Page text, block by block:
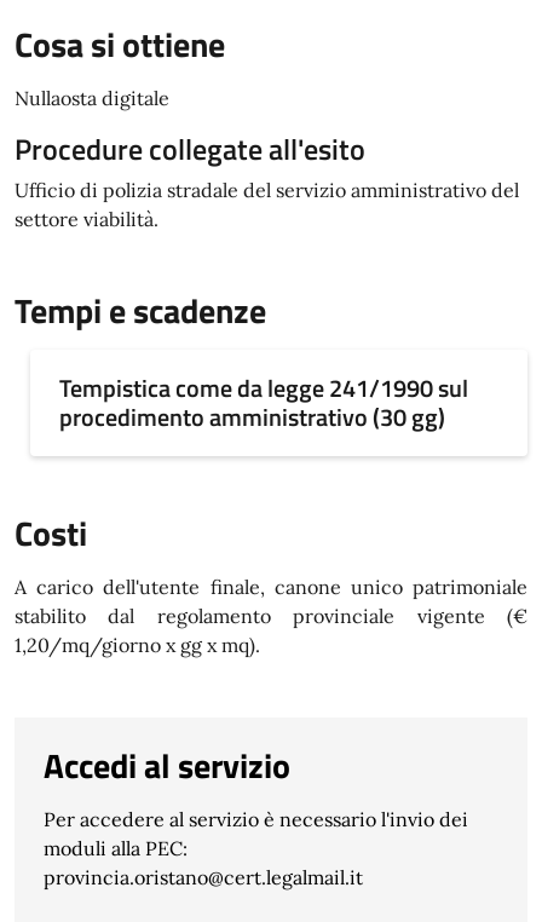
Cosa si ottiene
Nullaosta digitale
Procedure collegate all'esito
Ufficio di polizia stradale del servizio amministrativo del
settore viabilità.
Tempi e scadenze
Tempistica come da legge 241/1990 sul
procedimento amministrativo (30 gg)
Costi
A carico dell'utente finale, canone unico patrimoniale
stabilito dal regolamento provinciale vigente (€
1,20/mq/giorno x gg x mq).
Accedi al servizio
Per accedere al servizio è necessario l'invio dei
moduli alla PEC:
provincia.oristano@cert.legalmail.it